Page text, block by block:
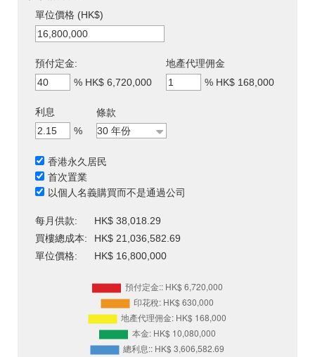
單位價格 (HK$)
預付定金:
% HK$ 6,720,000
地產代理佣金
% HK$ 168,000
利息
%
條款
香港永久居民
首次置業
以個人名義購買而不是通過公司
每月供款:
HK$ 38,018.29
買樓總成本:
HK$ 21,036,582.69
單位價格:
HK$ 16,800,000